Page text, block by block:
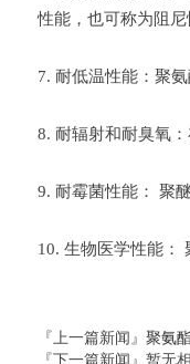
性能，也可称为阻尼
7. 耐低温性能：聚
8. 耐辐射和耐臭氧
9. 耐霉菌性能： 聚
10. 生物医学性能：
『上一篇新闻』 聚氨
『下一篇新闻』暂无